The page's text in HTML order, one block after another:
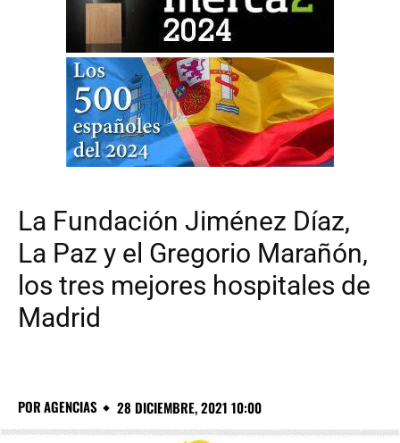
La Fundación Jiménez Díaz,
La Paz y el Gregorio Marañón,
los tres mejores hospitales de
Madrid
PORAGENCIAS 28 DICIEMBRE, 2021 10:00